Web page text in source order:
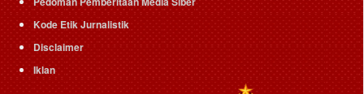
Kode Etik Jurnalistik
Disclaimer
Iklan